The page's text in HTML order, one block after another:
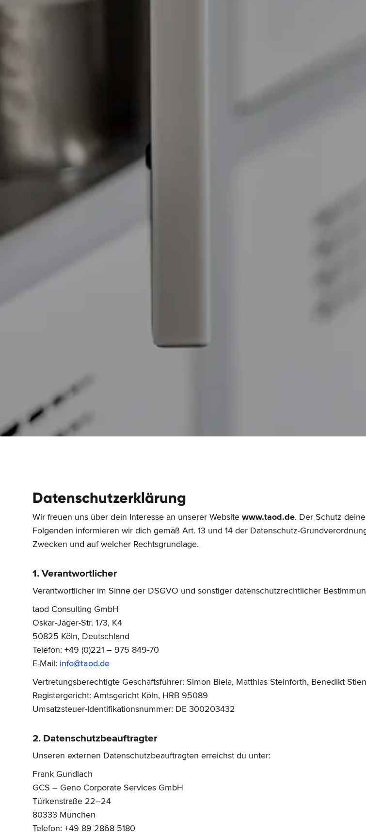
Datenschutzerklärung
Wir freuen uns über dein Interesse an unserer Websitewww.taod.de. Der Schutz
Folgenden informieren wir dich gemäß Art. 13 und 14 der Datenschutz-
Zwecken und auf welcher Rechtsgrundlage.
1. Verantwortlicher
Verantwortlicher im Sinne der DSGVO und sonstiger datenschutzrechtlicher
taod Consulting GmbH
Oskar-Jäger-Str. 173, K4
50825 Köln, Deutschland
Telefon: +49 (0)221 – 975 849-70
E-Mail: info@taod.de
Vertretungsberechtigte Geschäftsführer: Simon Biela, Matthias Steinforth, Benedikt
Registergericht: Amtsgericht Köln, HRB 95089
Umsatzsteuer-Identifikationsnummer: DE 300203432
2. Datenschutzbeauftragter
Unseren externen Datenschutzbeauftragten erreichst du unter:
Frank Gundlach
GCS – Geno Corporate Services GmbH
Türkenstraße 22–24
80333 München
Telefon: +49 89 2868-5180